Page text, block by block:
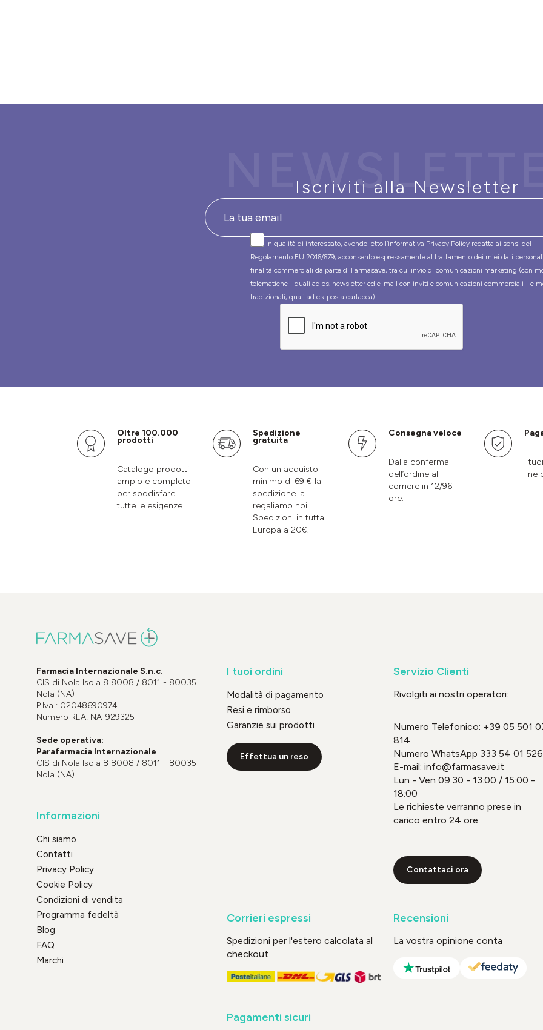
Iscriviti alla Newsletter
In qualità di interessato, avendo letto l’informativa Privacy Policy redatta ai sensi del
Regolamento EU 2016/679, acconsento espressamente al trattamento dei miei dati
finalità commerciali da parte di Farmasave, tra cui invio di comunicazioni marketing (con
telematiche - quali ad es. newsletter ed e-mail con inviti e comunicazioni commerciali - e
tradizionali, quali ad es. posta cartacea)
Oltre 100.000
prodotti
Catalogo prodotti
ampio e completo
per soddisfare
tutte le esigenze.
Spedizione
gratuita
Con un acquisto
minimo di 69 € la
spedizione la
regaliamo noi.
Spedizioni in tutta
Europa a 20€.
Consegna veloce
Dalla conferma
dell’ordine al
corriere in 12/96
ore.
I
line
Farmacia Internazionale S.n.c.
CIS di Nola Isola 8 8008 / 8011 - 80035
Nola (NA)
P.Iva : 02048690974
Numero REA: NA-929325
Sede operativa:
Parafarmacia Internazionale
CIS di Nola Isola 8 8008 / 8011 - 80035
Nola (NA)
Informazioni
Chi siamo
Contatti
Privacy Policy
Cookie Policy
Condizioni di vendita
Programma fedeltà
Blog
FAQ
Marchi
I tuoi ordini
Modalità di pagamento
Resi e rimborso
Garanzie sui prodotti
Effettua un reso
Servizio Clienti
Rivolgiti ai nostri operatori:
Numero Telefonico: +39 05 501
814
Numero WhatsApp 333 54 01 526
E-mail: info@farmasave.it
Lun - Ven 09:30 - 13:00 / 15:00 -
18:00
Le richieste verranno prese in
carico entro 24 ore
Contattaci ora
Corrieri espressi
Spedizioni per l'estero calcolata al
checkout
Recensioni
La vostra opinione conta
Pagamenti sicuri